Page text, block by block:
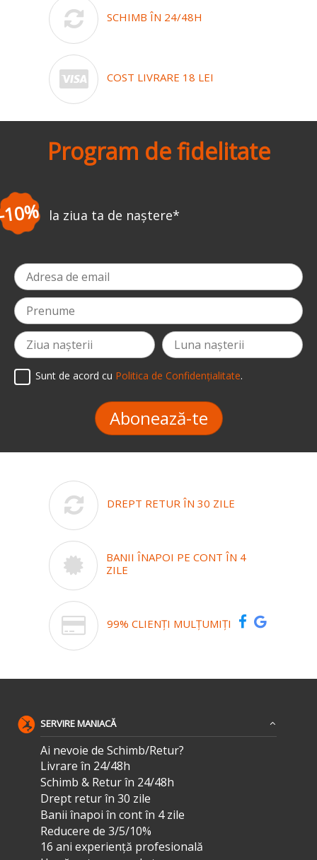
SCHIMB ÎN 24/48H
COST LIVRARE 18 LEI
Program de fidelitate
-3% la prima comandă
Sunt de acord cu Politica de Confidențialitate.
Abonează-te
DREPT RETUR ÎN 30 ZILE
BANII ÎNAPOI PE CONT ÎN 4
ZILE
99% CLIENȚI MULȚUMIȚI
SERVIRE MANIACĂ
Ai nevoie de Schimb/Retur?
Livrare în 24/48h
Schimb & Retur în 24/48h
Drept retur în 30 zile
Banii înapoi în cont în 4 zile
Reducere de 3/5/10%
16 ani experiență profesională